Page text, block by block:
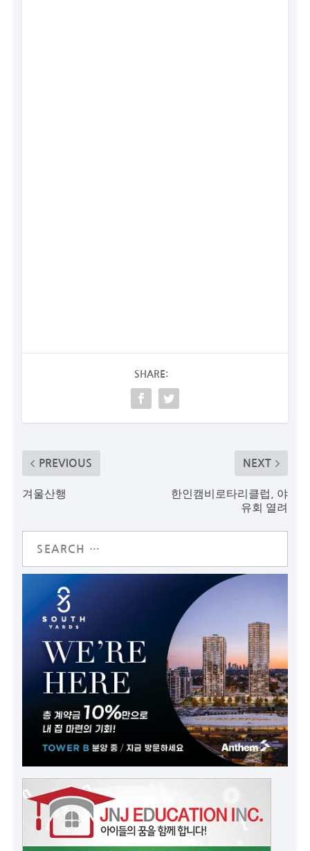
SHARE:
PREVIOUS
겨울산행
NEXT
한인캠비로타리클럽, 야
유회 열려